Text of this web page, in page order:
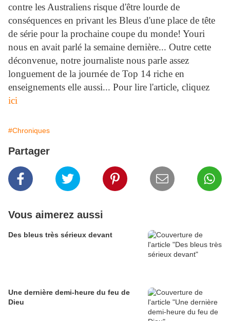
contre les Australiens risque d'être lourde de
conséquences en privant les Bleus d'une place de tête
de série pour la prochaine coupe du monde! Youri
nous en avait parlé la semaine dernière... Outre cette
déconvenue, notre journaliste nous parle assez
longuement de la journée de Top 14 riche en
enseignements elle aussi... Pour lire l'article, cliquez
ici
#Chroniques
Partager
Vous aimerez aussi
Des bleus très sérieux devant
Une dernière demi-heure du feu de
Dieu